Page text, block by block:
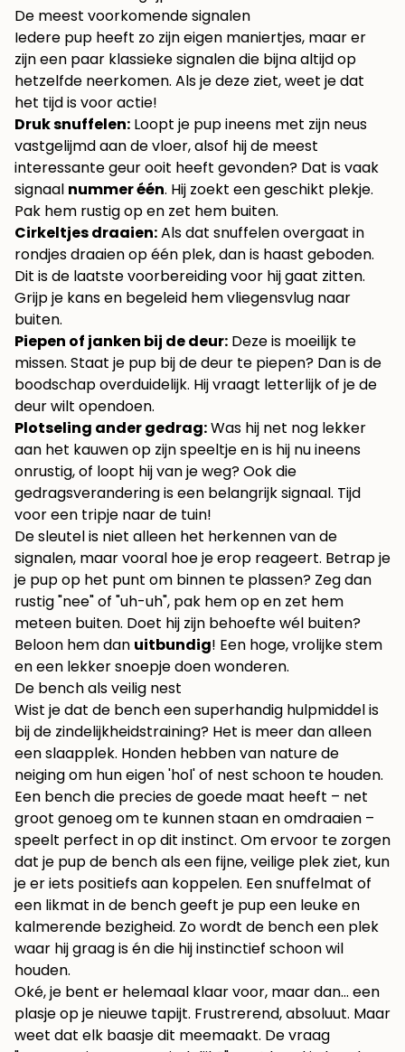
De meest voorkomende signalen
Iedere pup heeft zo zijn eigen maniertjes, maar er
zijn een paar klassieke signalen die bijna altijd op
hetzelfde neerkomen. Als je deze ziet, weet je dat
het tijd is voor actie!
Druk snuffelen: Loopt je pup ineens met zijn neus
vastgelijmd aan de vloer, alsof hij de meest
interessante geur ooit heeft gevonden? Dat is vaak
signaal nummer één. Hij zoekt een geschikt plekje.
Pak hem rustig op en zet hem buiten.
Cirkeltjes draaien:Als dat snuffelen overgaat in
rondjes draaien op één plek, dan is haast geboden.
Dit is de laatste voorbereiding voor hij gaat zitten.
Grijp je kans en begeleid hem vliegensvlug naar
buiten.
Piepen of janken bij de deur: Deze is moeilijk te
missen. Staat je pup bij de deur te piepen? Dan is de
boodschap overduidelijk. Hij vraagt letterlijk of je de
deur wilt opendoen.
Plotseling ander gedrag:Was hij net nog lekker
aan het kauwen op zijn speeltje en is hij nu ineens
onrustig, of loopt hij van je weg? Ook die
gedragsverandering is een belangrijk signaal. Tijd
voor een tripje naar de tuin!
De sleutel is niet alleen het herkennen van de
signalen, maar vooral hoe je erop reageert. Betrap je
je pup op het punt om binnen te plassen? Zeg dan
rustig "nee" of "uh-uh", pak hem op en zet hem
meteen buiten. Doet hij zijn behoefte wél buiten?
Beloon hem dan uitbundig! Een hoge, vrolijke stem
en een lekker snoepje doen wonderen.
De bench als veilig nest
Wist je dat de bench een superhandig hulpmiddel is
bij de zindelijkheidstraining? Het is meer dan alleen
een slaapplek. Honden hebben van nature de
neiging om hun eigen 'hol' of nest schoon te houden.
Een bench die precies de goede maat heeft – net
groot genoeg om te kunnen staan en omdraaien –
speelt perfect in op dit instinct. Om ervoor te zorgen
dat je pup de bench als een fijne, veilige plek ziet, kun
je er iets positiefs aan koppelen. Een snuffelmat of
een likmat in de bench geeft je pup een leuke en
kalmerende bezigheid. Zo wordt de bench een plek
waar hij graag is én die hij instinctief schoon wil
houden.
Oké, je bent er helemaal klaar voor, maar dan… een
plasje op je nieuwe tapijt. Frustrerend, absoluut. Maar
weet dat elk baasje dit meemaakt. De vraag